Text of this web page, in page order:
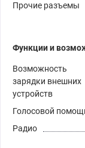
Прочие разъемы
Функции и
Возможность
зарядки внешних
устройств
Голосовой
Радио